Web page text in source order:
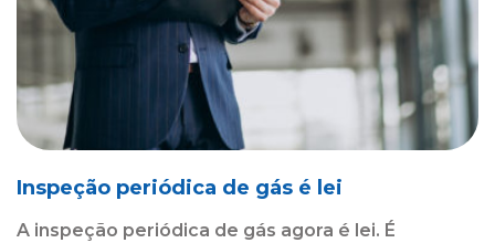
Inspeção periódica de gás é lei
A inspeção periódica de gás agora é lei. É